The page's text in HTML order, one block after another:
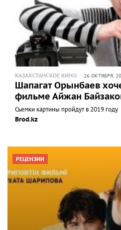
КАЗАХСТАНСКОЕ КИНО 26 ОКТЯБРЯ,
Шапагат Орынбаев
фильме Айжан
Съемки картины пройдут в 2019 году
Brod.kz
РЕЦЕНЗИИ